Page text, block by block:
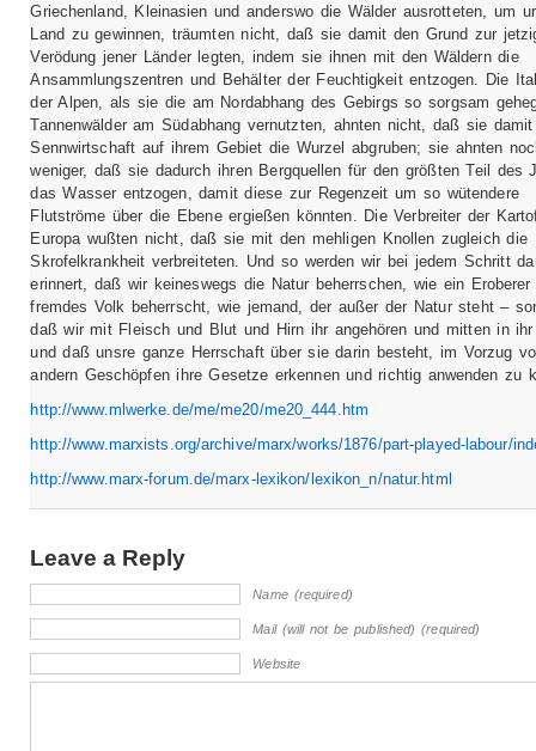
Griechenland, Kleinasien und anderswo die Wälder ausrotteten, um
Land zu gewinnen, träumten nicht, daß sie damit den Grund zur
Verödung jener Länder legten, indem sie ihnen mit den Wäldern die
Ansammlungszentren und Behälter der Feuchtigkeit entzogen. Die
der Alpen, als sie die am Nordabhang des Gebirgs so sorgsam
Tannenwälder am Südabhang vernutzten, ahnten nicht, daß sie
Sennwirtschaft auf ihrem Gebiet die Wurzel abgruben; sie ahnten
weniger, daß sie dadurch ihren Bergquellen für den größten Teil des
das Wasser entzogen, damit diese zur Regenzeit um so wütendere
Flutströme über die Ebene ergießen könnten. Die Verbreiter der
Europa wußten nicht, daß sie mit den mehligen Knollen zugleich die
Skrofelkrankheit verbreiteten. Und so werden wir bei jedem Schritt
erinnert, daß wir keineswegs die Natur beherrschen, wie ein Eroberer
fremdes Volk beherrscht, wie jemand, der außer der Natur steht –
daß wir mit Fleisch und Blut und Hirn ihr angehören und mitten in
und daß unsre ganze Herrschaft über sie darin besteht, im Vorzug
andern Geschöpfen ihre Gesetze erkennen und richtig anwenden zu
http://www.mlwerke.de/me/me20/me20_444.htm
http://www.marxists.org/archive/marx/works/1876/part-played-labour/
http://www.marx-forum.de/marx-lexikon/lexikon_n/natur.html
Leave a Reply
Name (required)
Mail (will not be published) (required)
Website